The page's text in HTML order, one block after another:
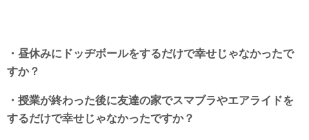
・昼休みにドッヂボールをするだけで幸せじゃなかったで
すか？
・授業が終わった後に友達の家でスマブラやエアライドを
するだけで幸せじゃなかったですか？